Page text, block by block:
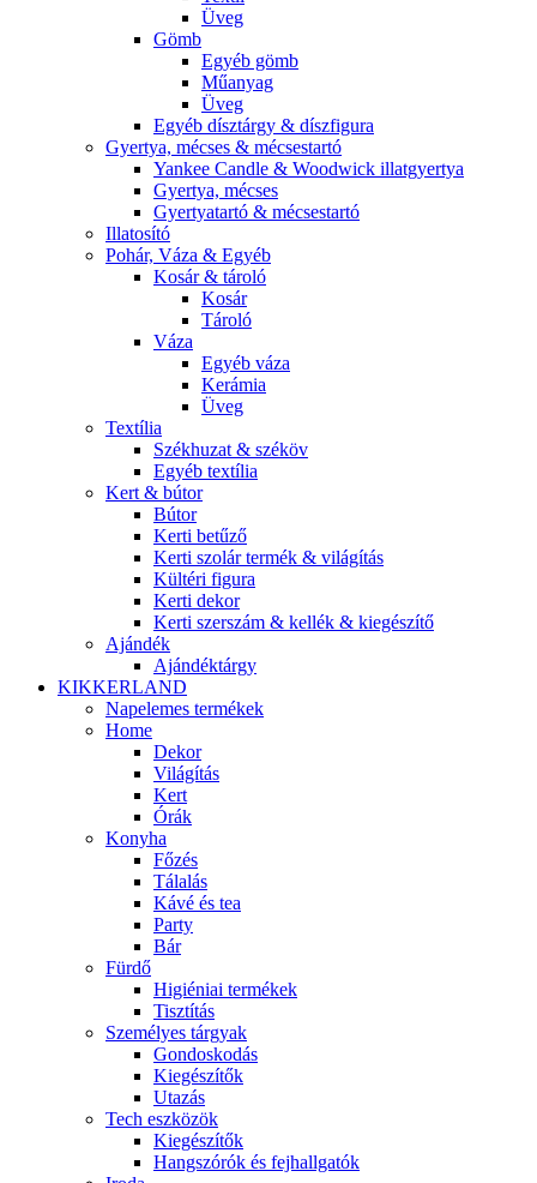
Üveg
Gömb
Egyéb gömb
Műanyag
Üveg
Egyéb dísztárgy & díszfigura
Gyertya, mécses & mécsestartó
Yankee Candle & Woodwick illatgyertya
Gyertya, mécses
Gyertyatartó & mécsestartó
Illatosító
Pohár, Váza & Egyéb
Kosár & tároló
Kosár
Tároló
Váza
Egyéb váza
Kerámia
Üveg
Textília
Székhuzat & széköv
Egyéb textília
Kert & bútor
Bútor
Kerti betűző
Kerti szolár termék & világítás
Kültéri figura
Kerti dekor
Kerti szerszám & kellék & kiegészítő
Ajándék
Ajándéktárgy
KIKKERLAND
Napelemes termékek
Home
Dekor
Világítás
Kert
Órák
Konyha
Főzés
Tálalás
Kávé és tea
Party
Bár
Fürdő
Higiéniai termékek
Tisztítás
Személyes tárgyak
Gondoskodás
Kiegészítők
Utazás
Tech eszközök
Kiegészítők
Hangszórók és fejhallgatók